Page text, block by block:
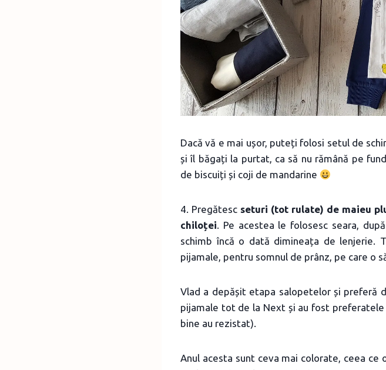
Dacă vă e mai ușor, puteți folosi setul de
și îl băgați la purtat, ca să nu rămână pe
de biscuiți și coji de mandarine
4. Pregătesc seturi (tot rulate) de maieu
chiloței. Pe acestea le folosesc seara,
schimb încă o dată dimineața de lenjerie.
pijamale, pentru somnul de prânz, pe care o
Vlad a depășit etapa salopetelor și preferă
pijamale tot de la Next și au fost
bine au rezistat).
Anul acesta sunt ceva mai colorate, ceea ce